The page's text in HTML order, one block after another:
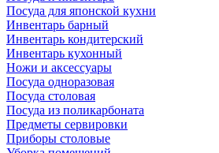
Посуда для японской кухни
Инвентарь барный
Инвентарь кондитерский
Инвентарь кухонный
Ножи и аксессуары
Посуда одноразовая
Посуда столовая
Посуда из поликарбоната
Предметы сервировки
Приборы столовые